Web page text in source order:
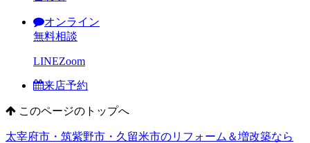
オンライン
無料相談
LINEZoom
来店予約
このページのトップへ
太宰府市・筑紫野市・久留米市のリフォーム＆増改築なら